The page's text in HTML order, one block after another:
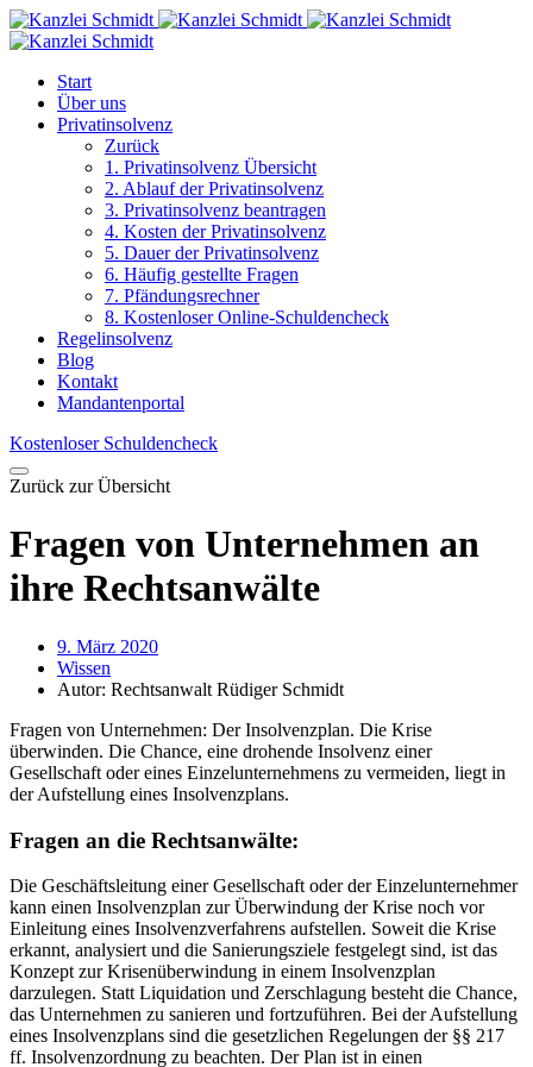
Start
Über uns
Privatinsolvenz
Zurück
1. Privatinsolvenz Übersicht
2. Ablauf der Privatinsolvenz
3. Privatinsolvenz beantragen
4. Kosten der Privatinsolvenz
5. Dauer der Privatinsolvenz
6. Häufig gestellte Fragen
7. Pfändungsrechner
8. Kostenloser Online-Schuldencheck
Regelinsolvenz
Blog
Kontakt
Mandantenportal
Kostenloser Schuldencheck
Zurück zur Übersicht
Fragen von Unternehmen an
ihre Rechtsanwälte
9. März 2020
Wissen
Autor: Rechtsanwalt Rüdiger Schmidt
Fragen von Unternehmen: Der Insolvenzplan. Die Krise
überwinden. Die Chance, eine drohende Insolvenz einer
Gesellschaft oder eines Einzelunternehmens zu vermeiden, liegt in
der Aufstellung eines Insolvenzplans.
Fragen an die Rechtsanwälte:
Die Geschäftsleitung einer Gesellschaft oder der Einzelunternehmer
kann einen Insolvenzplan zur Überwindung der Krise noch vor
Einleitung eines Insolvenzverfahrens aufstellen. Soweit die Krise
erkannt, analysiert und die Sanierungsziele festgelegt sind, ist das
Konzept zur Krisenüberwindung in einem Insolvenzplan
darzulegen. Statt Liquidation und Zerschlagung besteht die Chance,
das Unternehmen zu sanieren und fortzuführen. Bei der Aufstellung
eines Insolvenzplans sind die gesetzlichen Regelungen der §§ 217
ff. Insolvenzordnung zu beachten. Der Plan ist in einen